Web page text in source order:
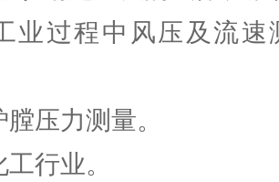
业过程中风压及流
压力测量。
行业。